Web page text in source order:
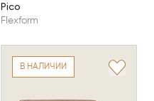
Pico
Flexform
В НАЛИЧИИ